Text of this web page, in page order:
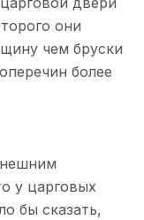
они
чем бруски
более
у царговых
бы сказать,